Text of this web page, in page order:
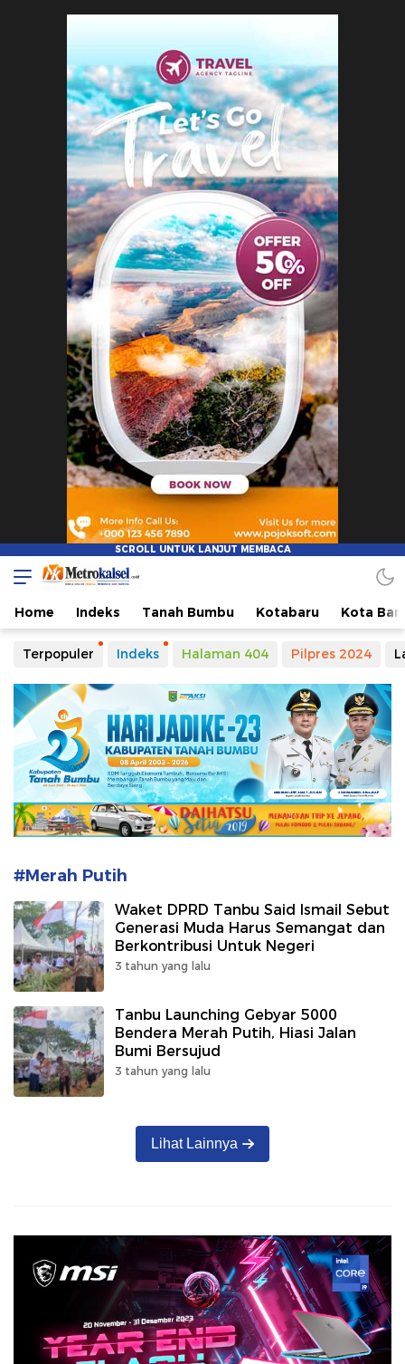
Metro Kalsel
Media Online Terkini, Faktual dan Mendidik
Home Indeks Tanah Bumbu Kotabaru Kota
Terpopuler Indeks Halaman 404 Pilpres 2024
#Merah Putih
Waket DPRD Tanbu Said Ismail Sebut
Generasi Muda Harus Semangat dan
Berkontribusi Untuk Negeri
3 tahun yang lalu
Tanbu Launching Gebyar 5000
Bendera Merah Putih, Hiasi Jalan
Bumi Bersujud
3 tahun yang lalu
Lihat Lainnya